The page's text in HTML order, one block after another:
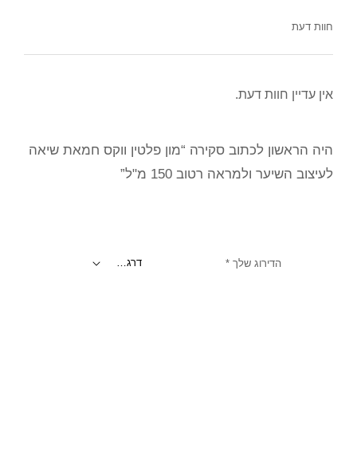
חוות דעת
אין עדיין חוות דעת.
היה הראשון לכתוב סקירה “מון פלטין ווקס חמאת שיאה
לעיצוב השיער ולמראה רטוב 150 מ"ל”
הדירוג שלך *